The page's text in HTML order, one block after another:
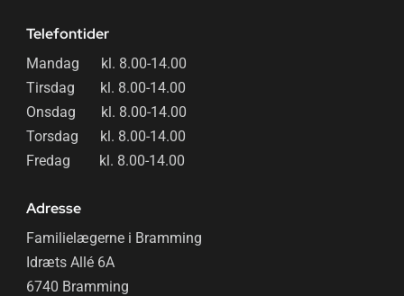
Telefontider
Mandag kl. 8.00-14.00
Tirsdag kl. 8.00-14.00
Onsdag kl. 8.00-14.00
Torsdag kl. 8.00-14.00
Fredag kl. 8.00-14.00
Adresse
Familielægerne i Bramming
Idræts Allé 6A
6740 Bramming